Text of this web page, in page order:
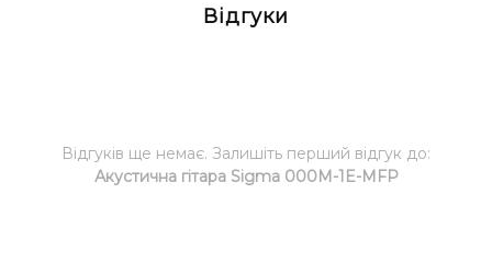
Відгуки
Відгуків ще немає. Залишіть перший відгук до:
Акустична гітара Sigma 000M-1E-MFP